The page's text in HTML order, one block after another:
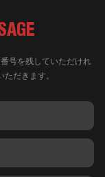
号を残していただけれ
だきます。